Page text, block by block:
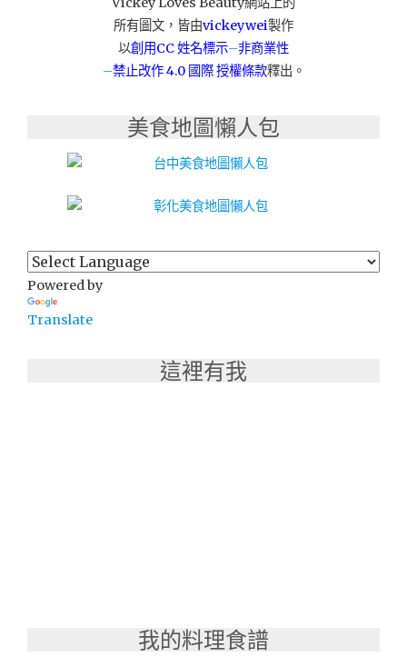
步，
喝
好
茶、
術，
一
所有圖文，皆由vickeywei製作
以創用CC 姓名標示–非商業性
–禁止改作4.0 國際 授權條款釋出。
美食地圖懶人包
Powered by
Translate
這裡有我
我的料理食譜